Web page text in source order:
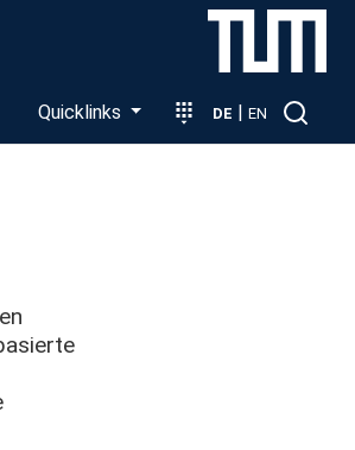
Quicklinks DE | EN